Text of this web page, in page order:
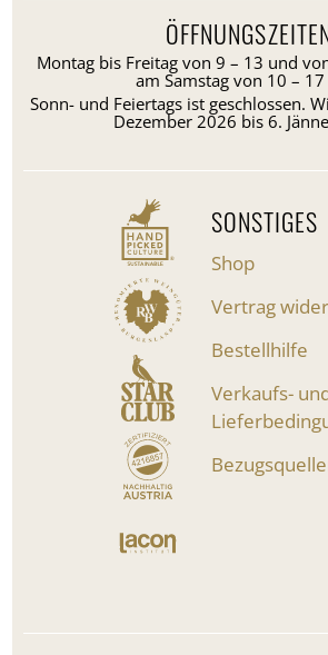
Montag bis Freitag von 9 – 13 und
am Samstag von 10 –
Sonn- und Feiertags ist geschlossen.
Dezember 2026 bis 6.
SONSTIGES
Shop
Vertrag
Bestellhilfe
Verkaufs-